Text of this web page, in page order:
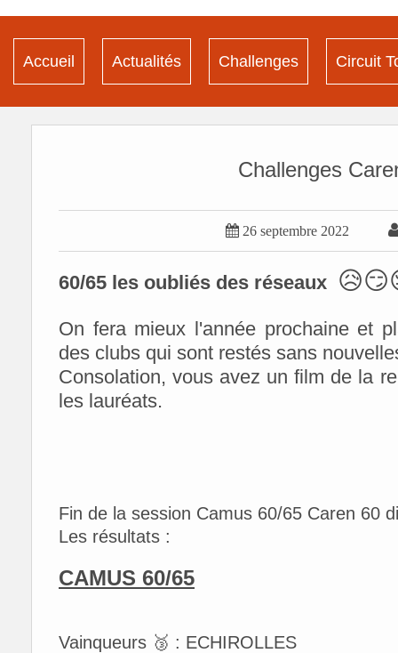
Accueil Actualités Challenges Circuit
Challenges
 26 septembre 2022
60/65 les oubliés des réseaux
On fera mieux l'année prochaine et
des clubs qui sont restés sans
Consolation, vous avez un film de la
les lauréats.
Fin de la session Camus 60/65 Caren 60
Les résultats :
CAMUS 60/65
Vainqueurs 🥉 : ECHIROLLES